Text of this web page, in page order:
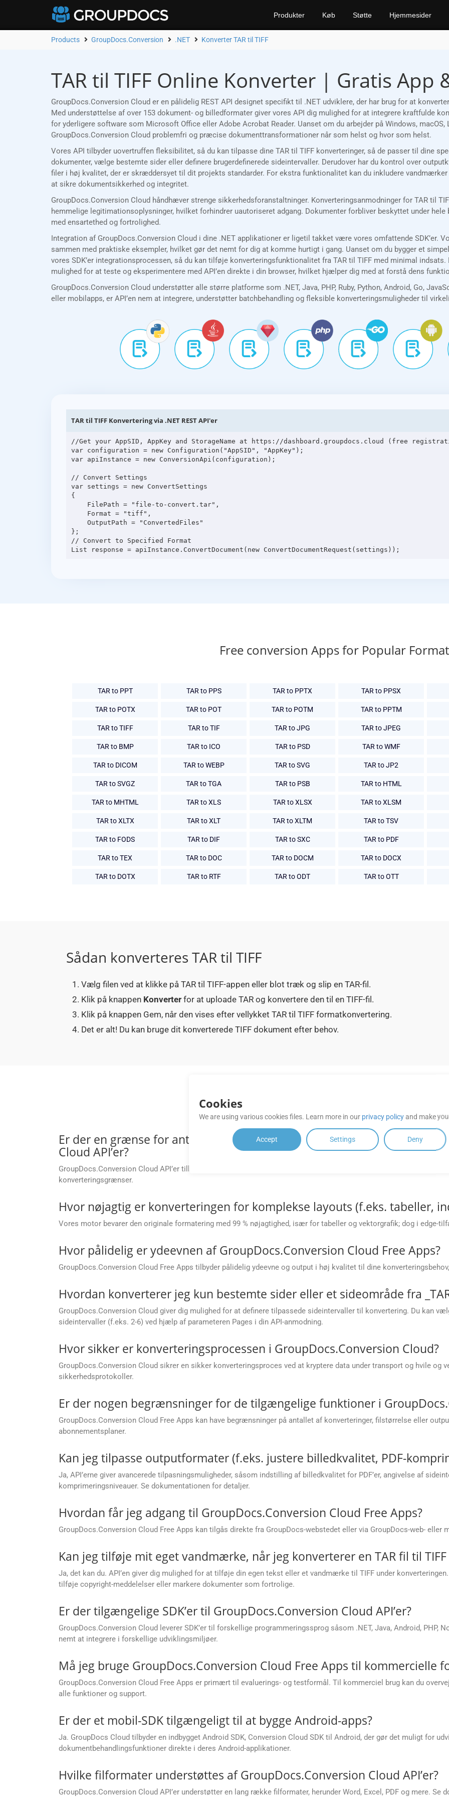
Produkter Køb Støtte Hjemmesider
Products GroupDocs.Conversion .NET Konverter TAR til TIFF
TAR til TIFF Online Konverter | Gratis App
GroupDocs.Conversion Cloud er en pålidelig REST API designet specifikt til .NET udviklere, der har brug for at
Med understøttelse af over 153 dokument- og billedformater giver vores API dig mulighed for at integrere kraftfulde
for yderligere software som Microsoft Office eller Adobe Acrobat Reader. Uanset om du arbejder på Windows,
GroupDocs.Conversion Cloud problemfri og præcise dokumenttransformationer når som helst og hvor som helst.
Vores API tilbyder uovertruffen fleksibilitet, så du kan tilpasse dine TAR til TIFF konverteringer, så de passer til dine
dokumenter, vælge bestemte sider eller definere brugerdefinerede sideintervaller. Derudover har du kontrol over
filer i høj kvalitet, der er skræddersyet til dit projekts standarder. For ekstra funktionalitet kan du inkludere
at sikre dokumentsikkerhed og integritet.
GroupDocs.Conversion Cloud håndhæver strenge sikkerhedsforanstaltninger. Konverteringsanmodninger for TAR til
hemmelige legitimationsoplysninger, hvilket forhindrer uautoriseret adgang. Dokumenter forbliver beskyttet under
med ensartethed og fortrolighed.
Integration af GroupDocs.Conversion Cloud i dine .NET applikationer er ligetil takket være vores omfattende SDK’er.
sammen med praktiske eksempler, hvilket gør det nemt for dig at komme hurtigt i gang. Uanset om du bygger et
vores SDK’er integrationsprocessen, så du kan tilføje konverteringsfunktionalitet fra TAR til TIFF med minimal
mulighed for at teste og eksperimentere med API’en direkte i din browser, hvilket hjælper dig med at forstå dens
GroupDocs.Conversion Cloud understøtter alle større platforme som .NET, Java, PHP, Ruby, Python, Android, Go,
eller mobilapps, er API’en nem at integrere, understøtter batchbehandling og fleksible konverteringsmuligheder til
TAR til TIFF Konvertering via .NET REST API'er
//Get your AppSID, AppKey and StorageName at https://dashboard.groupdocs.cloud (free
var configuration = new Configuration("AppSID", "AppKey");
var apiInstance = new ConversionApi(configuration);
// Convert Settings
var settings = new ConvertSettings
{
};
// Convert to Specified Format
Free conversion Apps for Popular
TAR to PPT TAR to PPS TAR to PPTX TAR to PPSX
TAR to POTX TAR to POT TAR to POTM TAR to PPTM
TAR to TIFF TAR to TIF TAR to JPG TAR to JPEG
TAR to BMP TAR to ICO TAR to PSD TAR to WMF
TAR to DICOM TAR to WEBP TAR to SVG TAR to JP2
TAR to SVGZ TAR to TGA TAR to PSB TAR to HTML
TAR to MHTML TAR to XLS TAR to XLSX TAR to XLSM
TAR to XLTX TAR to XLT TAR to XLTM TAR to TSV
TAR to FODS TAR to DIF TAR to SXC TAR to PDF
TAR to TEX TAR to DOC TAR to DOCM TAR to DOCX
TAR to DOTX TAR to RTF TAR to ODT TAR to OTT
Sådan konverteres TAR til TIFF
Vælg filen ved at klikke på TAR til TIFF-appen eller blot træk og slip en TAR-fil.
Klik på knappen Konverter for at uploade TAR og konvertere den til en TIFF-fil.
Klik på knappen Gem, når den vises efter vellykket TAR til TIFF formatkonvertering.
Det er alt! Du kan bruge dit konverterede TIFF dokument efter behov.
Er der en grænse for antallet af konverteringer, jeg kan udføre ved
Cloud API’er?
GroupDocs.Conversion Cloud API’er tilbyder fleksible konverteringsgrænser baseret på din abonnementsplan.
konverteringsgrænser.
Hvor nøjagtig er konverteringen for komplekse layouts (f.eks. tabeller,
Vores motor bevarer den originale formatering med 99 % nøjagtighed, især for tabeller og vektorgrafik; dog i edge-
Hvor pålidelig er ydeevnen af GroupDocs.Conversion Cloud Free Apps?
GroupDocs.Conversion Cloud Free Apps tilbyder pålidelig ydeevne og output i høj kvalitet til dine
Hvordan konverterer jeg kun bestemte sider eller et sideområde fra
GroupDocs.Conversion Cloud giver dig mulighed for at definere tilpassede sideintervaller til konvertering. Du kan
sideintervaller (f.eks. 2-6) ved hjælp af parameteren Pages i din API-anmodning.
Hvor sikker er konverteringsprocessen i GroupDocs.Conversion Cloud?
GroupDocs.Conversion Cloud sikrer en sikker konverteringsproces ved at kryptere data under transport og hvile og
sikkerhedsprotokoller.
Er der nogen begrænsninger for de tilgængelige funktioner i
GroupDocs.Conversion Cloud Free Apps kan have begrænsninger på antallet af konverteringer, filstørrelse eller
abonnementsplaner.
Kan jeg tilpasse outputformater (f.eks. justere billedkvalitet, PDF-
Ja, API’erne giver avancerede tilpasningsmuligheder, såsom indstilling af billedkvalitet for PDF’er, angivelse af
komprimeringsniveauer. Se dokumentationen for detaljer.
Hvordan får jeg adgang til GroupDocs.Conversion Cloud Free Apps?
GroupDocs.Conversion Cloud Free Apps kan tilgås direkte fra GroupDocs-webstedet eller via GroupDocs-web- eller
Kan jeg tilføje mit eget vandmærke, når jeg konverterer en TAR fil til TIFF
Ja, det kan du. API’en giver dig mulighed for at tilføje din egen tekst eller et vandmærke til TIFF under
tilføje copyright-meddelelser eller markere dokumenter som fortrolige.
Er der tilgængelige SDK’er til GroupDocs.Conversion Cloud API’er?
GroupDocs.Conversion Cloud leverer SDK’er til forskellige programmeringssprog såsom .NET, Java, Android, PHP,
nemt at integrere i forskellige udviklingsmiljøer.
Må jeg bruge GroupDocs.Conversion Cloud Free Apps til kommercielle
GroupDocs.Conversion Cloud Free Apps er primært til evaluerings- og testformål. Til kommerciel brug kan du
alle funktioner og support.
Er der et mobil-SDK tilgængeligt til at bygge Android-apps?
Ja. GroupDocs Cloud tilbyder en indbygget Android SDK, Conversion Cloud SDK til Android, der gør det muligt for
dokumentbehandlingsfunktioner direkte i deres Android-applikationer.
Hvilke filformater understøttes af GroupDocs.Conversion Cloud API’er?
GroupDocs.Conversion Cloud API’er understøtter en lang række filformater, herunder Word, Excel, PDF og mere. Se
Cookies
We are using various cookies files. Learn more in our privacy policyand make
Accept Settings Deny